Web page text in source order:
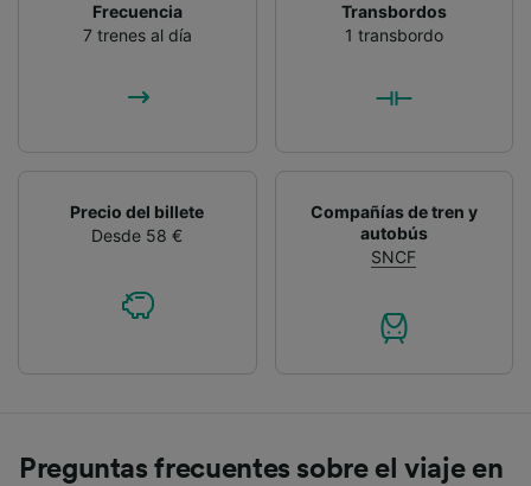
Frecuencia
7 trenes al día
Transbordos
1 transbordo
Precio del billete
Desde 58 €
Compañías de tren y
autobús
SNCF
Preguntas frecuentes sobre el viaje en